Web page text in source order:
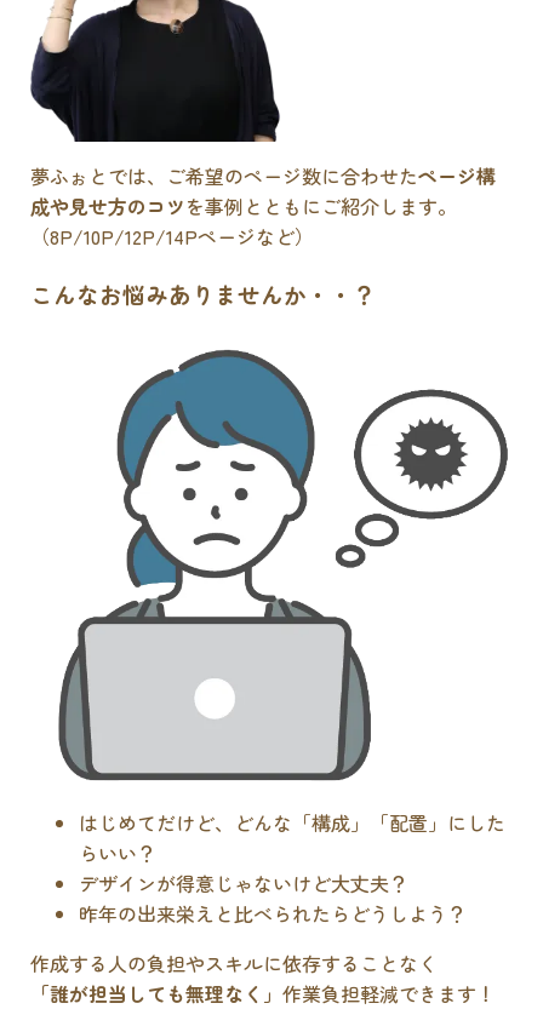
夢ふぉとでは、ご希望のページ数に合わせたページ構
成や見せ方のコツを事例とともにご紹介します。
（8P/10P/12P/14Pページなど）
こんなお悩みありませんか・・？
はじめてだけど、どんな「構成」「配置」にした
らいい？
デザインが得意じゃないけど大丈夫？
昨年の出来栄えと比べられたらどうしよう？
作成する人の負担やスキルに依存することなく
「誰が担当しても無理なく」作業負担軽減できます！